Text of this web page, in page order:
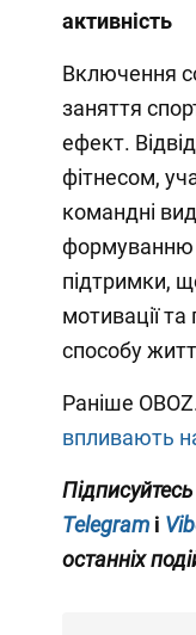
активність
Включення
заняття
ефект.
фітнесом,
командні
формуванню
підтримки,
мотивації
способу
Раніше
впливають
Telegram і
останніх